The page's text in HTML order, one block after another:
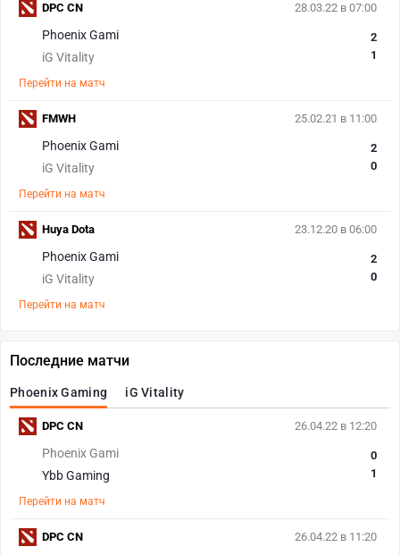
28.03.22 в 07:00
Phoenix Gami
iG Vitality
2
1
Перейти на матч
DPC CN
25.02.21 в 11:00
Phoenix Gami
iG Vitality
2
0
Перейти на матч
FMWH
23.12.20 в 06:00
Phoenix Gami
iG Vitality
2
0
Перейти на матч
Huya Dota
Последние матчи
Phoenix Gaming iG Vitality
26.04.22 в 12:20
Phoenix Gami
Ybb Gaming
0
1
Перейти на матч
DPC CN
26.04.22 в 11:20
DPC CN